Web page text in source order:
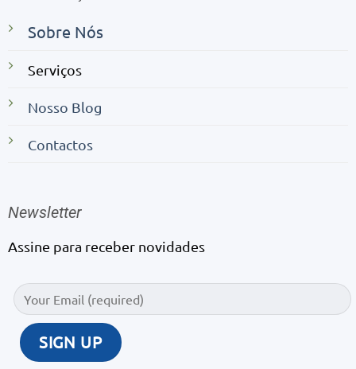
Sobre Nós
Serviços
Nosso Blog
Contactos
Newsletter
Assine para receber novidades